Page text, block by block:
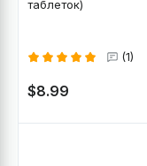
таблеток)
(1)
$8.99